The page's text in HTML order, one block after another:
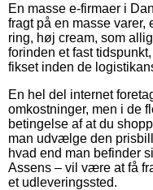
En masse e-firmaer i
fragt på en masse
ring, høj cream, som
forinden et fast
fikset inden de
En hel del internet
omkostninger, men i de
betingelse af at du
man udvælge den
hvad end man befinder
Assens – vil være at få
et udleveringssted.